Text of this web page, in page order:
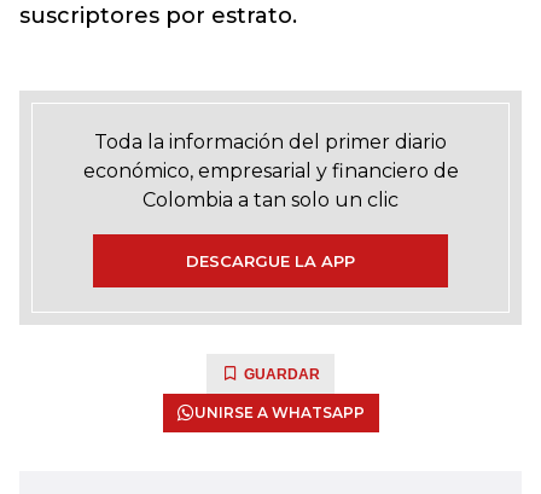
suscriptores por estrato.
Toda la información del primer diario
económico, empresarial y financiero de
Colombia a tan solo un clic
DESCARGUE LA APP
GUARDAR
UNIRSE A WHATSAPP